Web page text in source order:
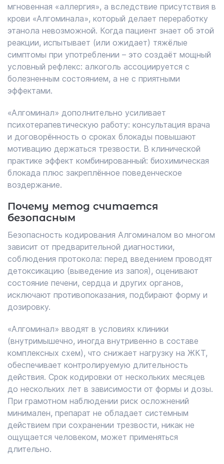
мгновенная «аллергия», а вследствие присутствия в
крови «Алгоминала», который делает переработку
этанола невозможной. Когда пациент знает об этой
реакции, испытывает (или ожидает) тяжёлые
симптомы при употреблении – это создаёт мощный
условный рефлекс: алкоголь ассоциируется с
болезненным состоянием, а не с приятными
эффектами.
«Алгоминал» дополнительно усиливает
психотерапевтическую работу: консультация врача
и договорённость о сроках блокады повышают
мотивацию держаться трезвости. В клинической
практике эффект комбинированный: биохимическая
блокада плюс закреплённое поведенческое
воздержание.
Почему метод считается
безопасным
Безопасность кодирования Алгоминалом во многом
зависит от предварительной диагностики,
соблюдения протокола: перед введением проводят
детоксикацию (выведение из запоя), оценивают
состояние печени, сердца и других органов,
исключают противопоказания, подбирают форму и
дозировку.
«Алгоминал» вводят в условиях клиники
(внутримышечно, иногда внутривенно в составе
комплексных схем), что снижает нагрузку на ЖКТ,
обеспечивает контролируемую длительность
действия. Срок кодировки от нескольких месяцев
до нескольких лет в зависимости от формы и дозы.
При грамотном наблюдении риск осложнений
минимален, препарат не обладает системным
действием при сохранении трезвости, никак не
ощущается человеком, может применяться
длительно.